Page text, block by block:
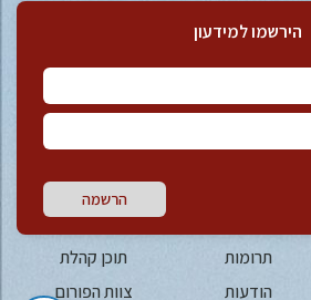
הירשמו למידעון
הרשמה
תרומות
תוכן קהלת
הודעות צוות הפורום